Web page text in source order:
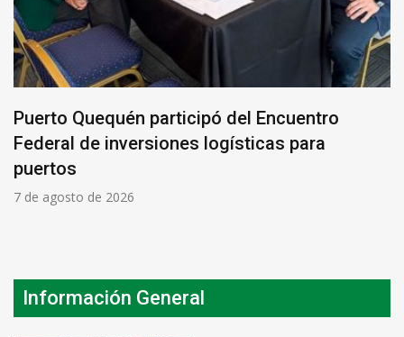
Puerto Quequén participó del Encuentro
Federal de inversiones logísticas para
puertos
7 de agosto de 2026
Información General